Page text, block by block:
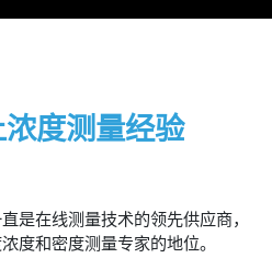
度测量经验
是在线测量技术的领先供应商，
度和密度测量专家的地位。